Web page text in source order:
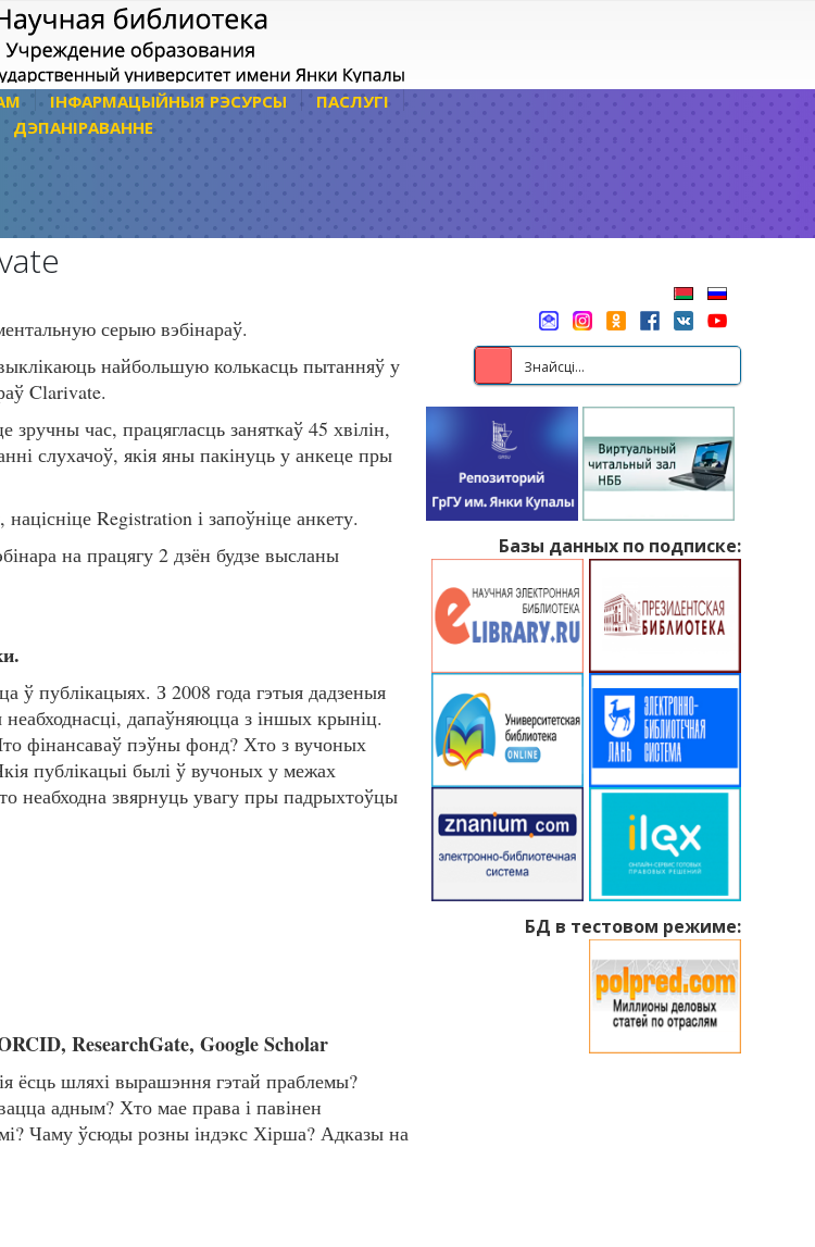
ІНФАРМАЦЫЙНЫЯ РЭСУРСЫ
ПАСЛУГІ
ДЭПАНІРАВАННЕ
серыю вэбінараў.
найбольшую колькасць пытанняў у
Clarivate.
час, працягласць заняткаў 45 хвілін,
слухачоў, якія яны пакінуць у анкеце пры
Registration і запоўніце анкету.
на працягу 2 дзён будзе высланы
ў публікацыях. З 2008 года гэтыя дадзеныя
дапаўняюцца з іншых крыніц.
фінансаваў пэўны фонд? Хто з вучоных
публікацыі былі ў вучоных у межах
неабходна звярнуць увагу пры падрыхтоўцы
ResearchGate, Google Scholar
ёсць шляхі вырашэння гэтай праблемы?
адным? Хто мае права і павінен
Чаму ўсюды розны індэкс Хірша? Адказы на
Базы данных по подписке:
БД в тестовом режиме: